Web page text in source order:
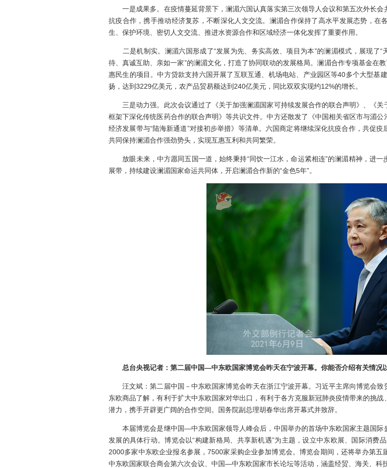
一是成果多。在疫情蔓延背景下，澜湄六国认真落实第三次领导人会议和第五次外长会
抗疫合作，携手推动经济复苏，不断深化人文交流。澜湄合作保持了高水平发展态势，在
生、保护环境、密切人文交流、推进水资源合作和区域经济一体化发挥了重要作用。
二是机制实。澜湄六国形成了“发展为先、务实高效、项目为本”的澜湄模式，展现了“
待、真诚互助、亲如一家”的澜湄文化，打造了协同联动的发展格局。澜湄合作专项基金在
惠民生的项目。中方贷款支持六国开展了互联互通、机场电站、产业园区等40多个大型基
扬，达到3229亿美元，农产品贸易额达到240亿美元，同比双双实现约12%的增长。
三是动力强。此次会议通过了《关于加强澜湄国家可持续发展合作的联合声明》、《关
框架下深化传统医药合作的联合声明》等共识文件。中方还散发了《中国相关省区市与湄
经济发展带与“陆海新通道”对接初步举措》等清单。六国商定将继续深化抗疫合作，共促
共同保持澜湄合作强劲势头，实现互惠互利和共同繁荣。
放眼未来，中方愿同五国一道，始终秉持“同饮一江水，命运紧相连”的澜湄精神，进一
展带，持续建设澜湄国家命运共同体，开启澜湄合作新的“金色5年”。
总台央视记者：第二届中国—中东欧国家博览会昨天在宁波开幕。你能否介绍有关情况
汪文斌：第二届中国－中东欧国家博览会昨天在浙江宁波开幕。习近平主席向博览会致
东欧商品了解，有利于扩大中东欧国家对华出口，有利于各方克服新冠肺炎疫情带来的挑
潜力，携手开辟更广阔的合作空间。国务院副总理胡春华出席开幕式并致辞。
本届博览会是继中国—中东欧国家领导人峰会后，中国举办的首场中东欧国家主题国际
发展的具体行动。博览会以“构建新格局、共享新机遇”为主题，设立中东欧展、国际消费
2000多家中东欧企业报名参展，7500家采购企业参加博览会。博览会期间，还将举办第
中东欧国家联合商会第六次会议、中国—中东欧国家市长论坛等活动，涵盖经贸、海关、科